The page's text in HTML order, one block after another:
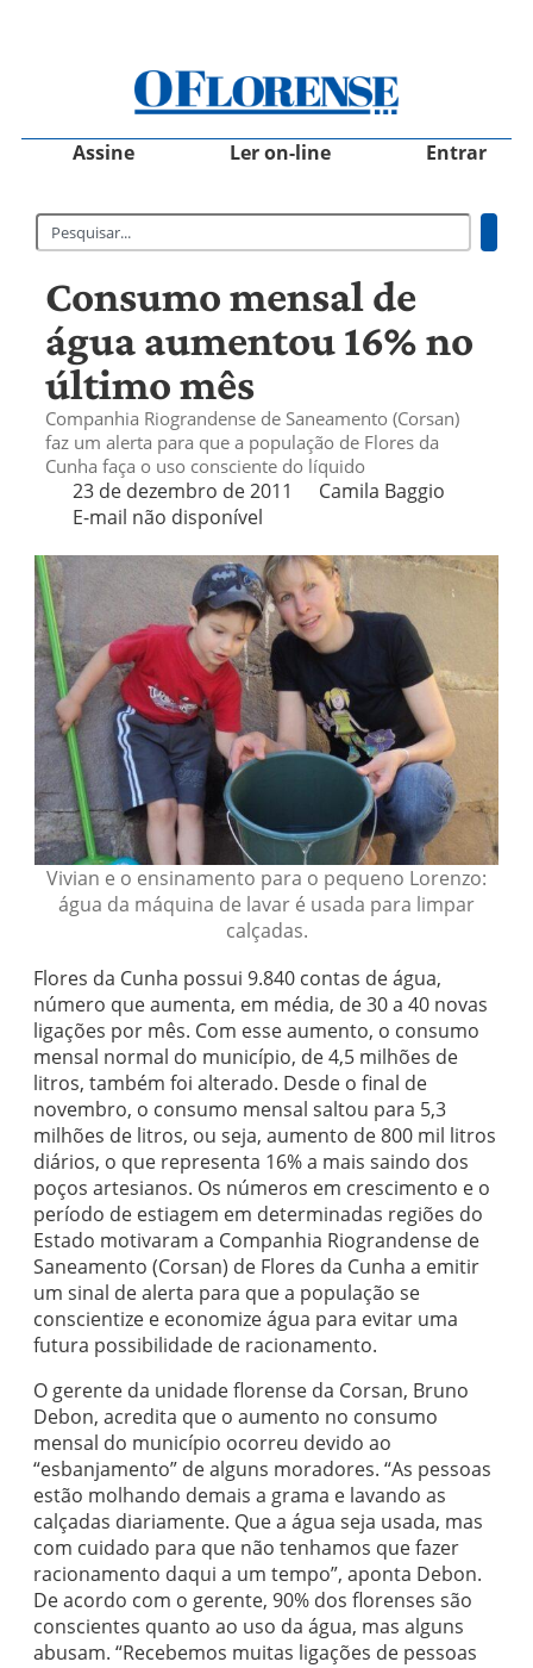
Assine Ler on-line Entrar
Consumo mensal de
água aumentou 16% no
último mês
Companhia Riograndense de Saneamento (Corsan)
faz um alerta para que a população de Flores da
Cunha faça o uso consciente do líquido
23 de dezembro de 2011
Camila Baggio
E-mail não disponível
Vivian e o ensinamento para o pequeno Lorenzo:
água da máquina de lavar é usada para limpar
calçadas.
Flores da Cunha possui 9.840 contas de água,
número que aumenta, em média, de 30 a 40 novas
ligações por mês. Com esse aumento, o consumo
mensal normal do município, de 4,5 milhões de
litros, também foi alterado. Desde o final de
novembro, o consumo mensal saltou para 5,3
milhões de litros, ou seja, aumento de 800 mil litros
diários, o que representa 16% a mais saindo dos
poços artesianos. Os números em crescimento e o
período de estiagem em determinadas regiões do
Estado motivaram a Companhia Riograndense de
Saneamento (Corsan) de Flores da Cunha a emitir
um sinal de alerta para que a população se
conscientize e economize água para evitar uma
futura possibilidade de racionamento.
O gerente da unidade florense da Corsan, Bruno
Debon, acredita que o aumento no consumo
mensal do município ocorreu devido ao
“esbanjamento” de alguns moradores. “As pessoas
estão molhando demais a grama e lavando as
calçadas diariamente. Que a água seja usada, mas
com cuidado para que não tenhamos que fazer
racionamento daqui a um tempo”, aponta Debon.
De acordo com o gerente, 90% dos florenses são
conscientes quanto ao uso da água, mas alguns
abusam. “Recebemos muitas ligações de pessoas